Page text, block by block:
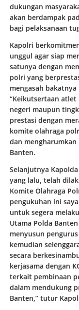
dukungan
akan berdampak
bagi pelaksanaan
Kapolri
unggul agar siap
satunya dengan
polri yang
mengasah
“Keikutsertaan
negeri maupun
prestasi dengan
komite olahraga
dan mengharumkan
Banten.
Selanjutnya
yang lalu, telah
Komite Olahraga
pengukuhan ini
untuk segera
Utama Polda
menyusun
kemudian
secara
kerjasama dengan
terkait pembinaan
dalam mendukung
Banten,” tutur